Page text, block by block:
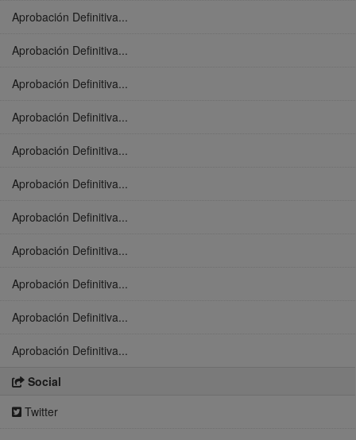
Aprobación Definitiva...
Aprobación Definitiva...
Aprobación Definitiva...
Aprobación Definitiva...
Aprobación Definitiva...
Aprobación Definitiva...
Aprobación Definitiva...
Aprobación Definitiva...
Aprobación Definitiva...
Aprobación Definitiva...
Aprobación Definitiva...
Social
Twitter